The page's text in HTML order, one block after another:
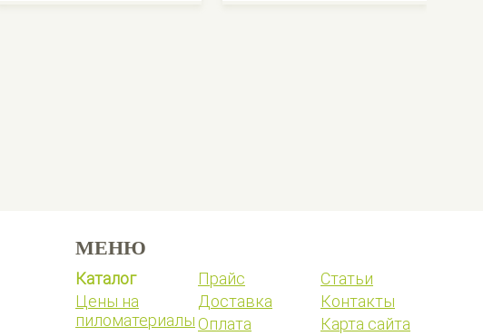
МЕНЮ
Каталог
Цены на
пиломатериалы
Прайс
Доставка
Оплата
Статьи
Контакты
Карта сайта